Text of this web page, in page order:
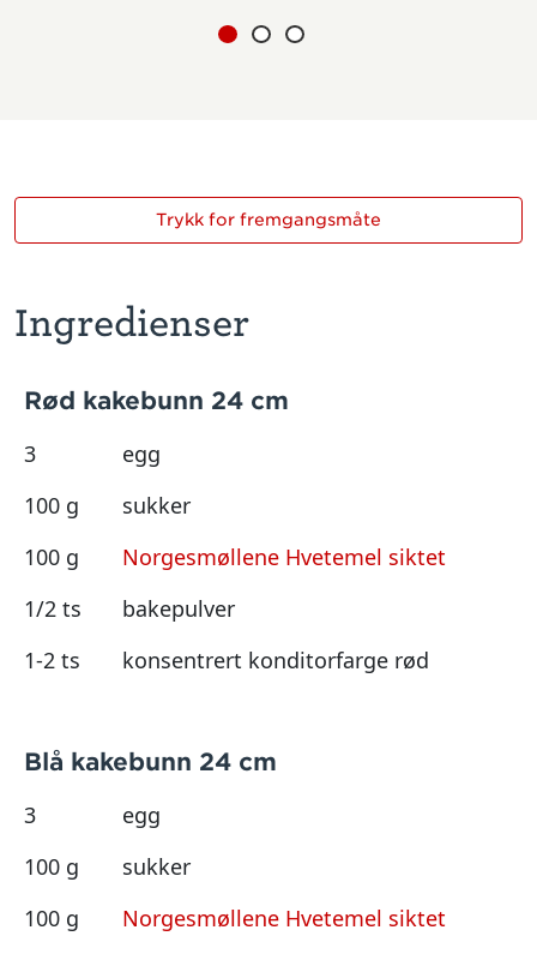
Ingredienser
Rød kakebunn 24 cm
3
egg
100 g
sukker
100 g
Norgesmøllene Hvetemel siktet
1/2 ts
bakepulver
1-2 ts
konsentrert konditorfarge rød
Blå kakebunn 24 cm
3
egg
100 g
sukker
100 g
Norgesmøllene Hvetemel siktet
Trykk for fremgangsmåte